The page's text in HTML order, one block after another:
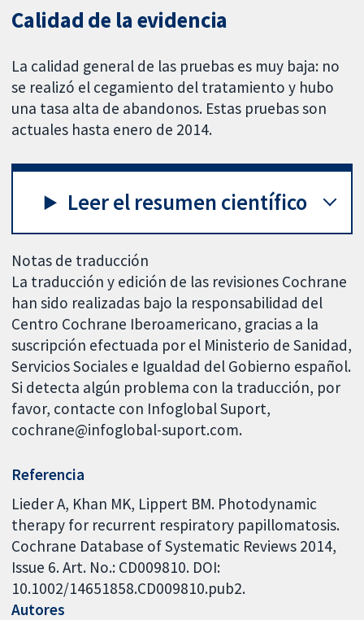
Calidad de la evidencia
La calidad general de las pruebas es muy baja: no
se realizó el cegamiento del tratamiento y hubo
una tasa alta de abandonos. Estas pruebas son
actuales hasta enero de 2014.
Leer el resumen científico
Notas de traducción
La traducción y edición de las revisiones Cochrane
han sido realizadas bajo la responsabilidad del
Centro Cochrane Iberoamericano, gracias a la
suscripción efectuada por el Ministerio de Sanidad,
Servicios Sociales e Igualdad del Gobierno español.
Si detecta algún problema con la traducción, por
favor, contacte con Infoglobal Suport,
cochrane@infoglobal-suport.com.
Referencia
Lieder A, Khan MK, Lippert BM. Photodynamic
therapy for recurrent respiratory papillomatosis.
Cochrane Database of Systematic Reviews 2014,
Issue 6. Art. No.: CD009810. DOI:
10.1002/14651858.CD009810.pub2.
Autores